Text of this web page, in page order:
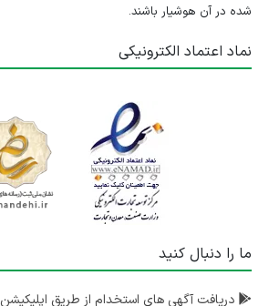
۴ سال پیش
شده در آن هوشیار باشند.
نماد اعتماد الکترونیکی
ما را دنبال کنید
دریافت آگهی های استخدام از طریق اپلیکیشن